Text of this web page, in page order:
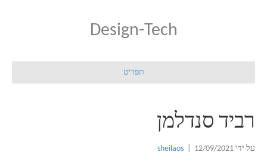
Design-Tech
תפריט
רביד סנדלמן
על ידי sheilaos 12/09/2021